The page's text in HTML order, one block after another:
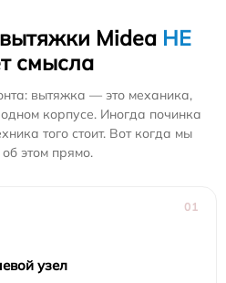
Midea НЕ
смысла
вытяжка — это механика,
корпусе. Иногда починка
того стоит. Вот когда мы
этом прямо.
01
узел